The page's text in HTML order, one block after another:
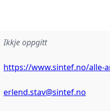
Ikkje oppgitt
https://www.sintef.no/alle-
erlend.stav@sintef.no